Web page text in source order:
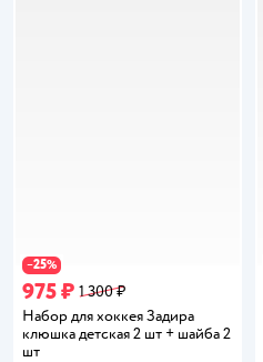
−25%
975 ₽ 1 300 ₽
Набор для хоккея Задира
клюшка детская 2 шт + шайба 2
шт